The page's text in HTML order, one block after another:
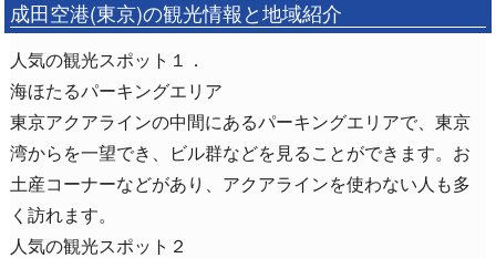
成田空港(東京)の観光情報と地域紹介
人気の観光スポット１．
海ほたるパーキングエリア
東京アクアラインの中間にあるパーキングエリアで、東京
湾からを一望でき、ビル群などを見ることができます。お
土産コーナーなどがあり、アクアラインを使わない人も多
く訪れます。
人気の観光スポット２